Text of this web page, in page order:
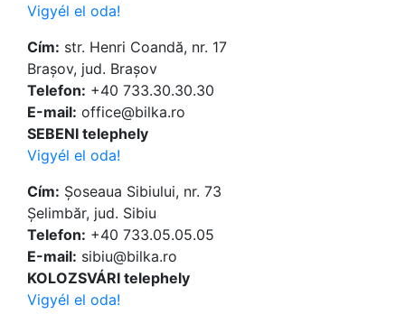
Vigyél el oda!
Cím: str. Henri Coandă, nr. 17
Brașov, jud. Brașov
Telefon: +40 733.30.30.30
Е-mail: office@bilka.ro
SEBENI telephely
Vigyél el oda!
Cím: Șoseaua Sibiului, nr. 73
Șelimbăr, jud. Sibiu
Telefon: +40 733.05.05.05
Е-mail: sibiu@bilka.ro
KOLOZSVÁRI telephely
Vigyél el oda!